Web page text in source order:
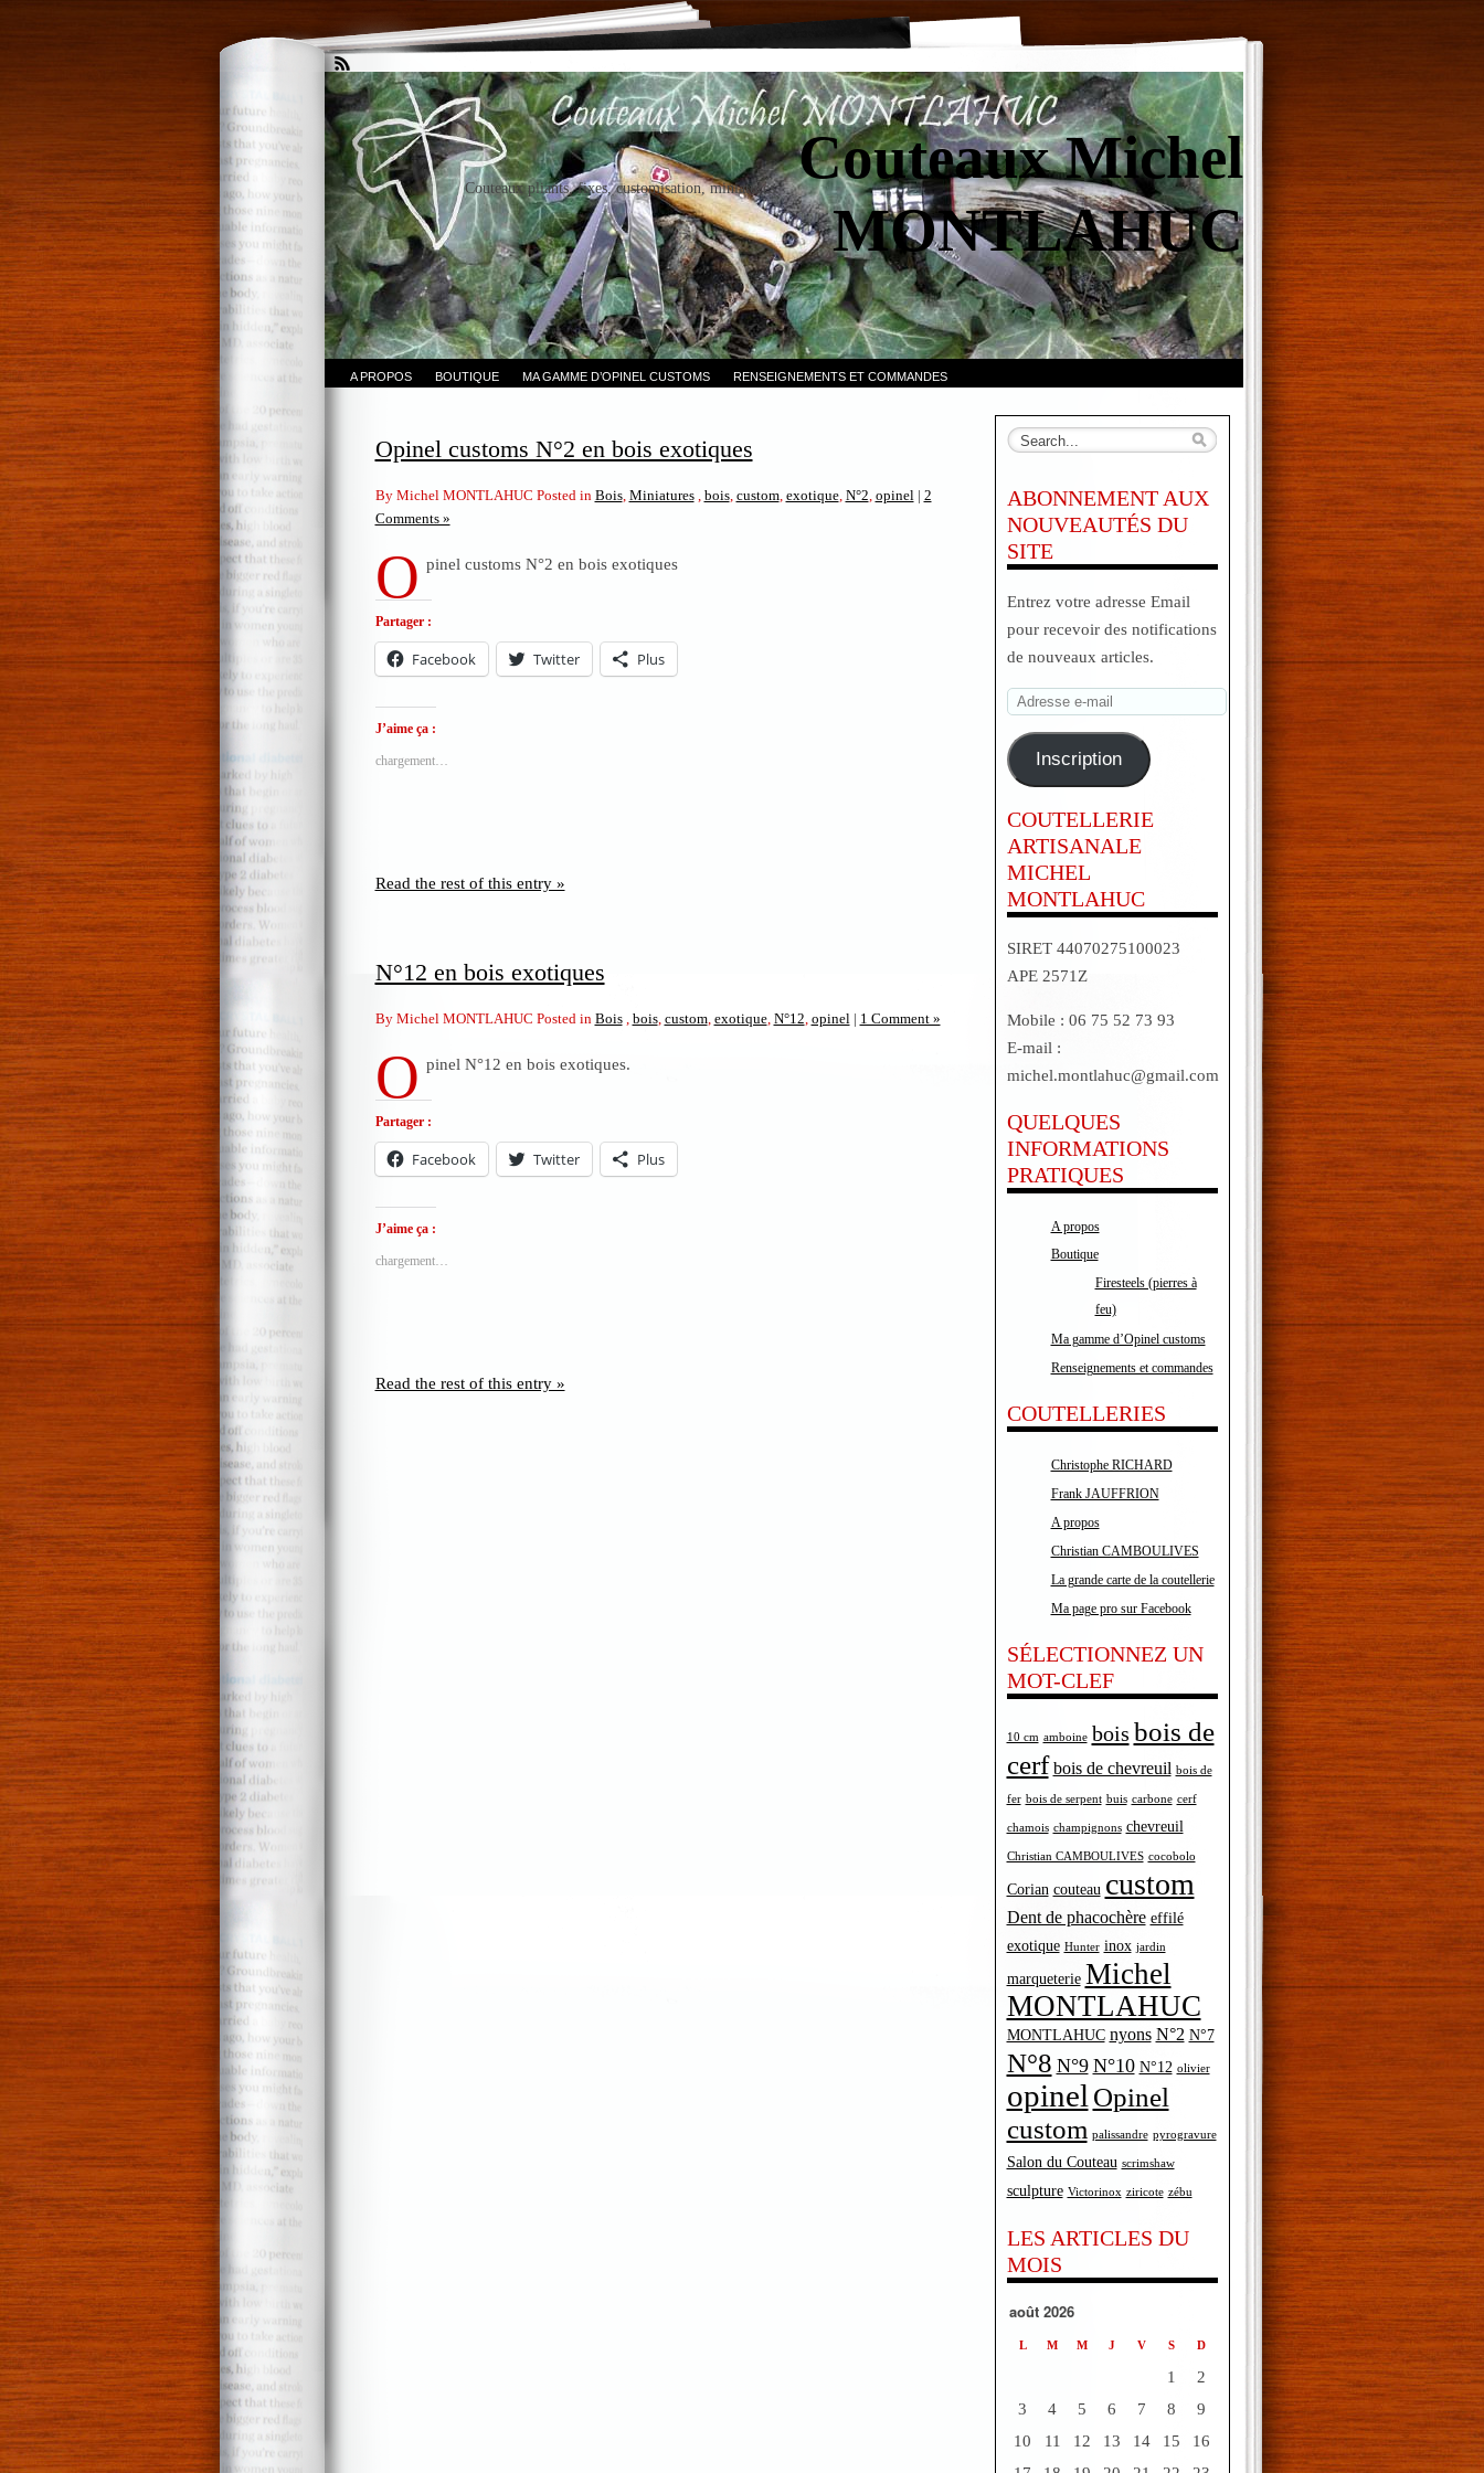
Couteaux Michel
MONTLAHUC
Couteaux pliants, fixes, customisation, miniatures.
A PROPOS BOUTIQUE MA GAMME D’OPINEL CUSTOMS RENSEIGNEMENTS ET COMMANDES
Opinel customs N°2 en bois exotiques
By Michel MONTLAHUC Posted in Bois, Miniatures, bois, custom, exotique, N°2, opinel | 2
Comments »
O pinel customs N°2 en bois exotiques
Partager :
Facebook Twitter Plus
J’aime ça :
chargement…
Read the rest of this entry »
N°12 en bois exotiques
By Michel MONTLAHUC Posted in Bois, bois, custom, exotique, N°12, opinel | 1 Comment »
O pinel N°12 en bois exotiques.
Partager :
Facebook Twitter Plus
J’aime ça :
chargement…
Read the rest of this entry »
ABONNEMENT AUX
NOUVEAUTÉS DU
SITE
Entrez votre adresse Email
pour recevoir des notifications
de nouveaux articles.
Adresse
mail
Inscription
COUTELLERIE
ARTISANALE
MICHEL
MONTLAHUC
SIRET 44070275100023
APE 2571Z
Mobile : 06 75 52 73 93
E-mail :
michel.montlahuc@gmail.com
QUELQUES
INFORMATIONS
PRATIQUES
A propos
Boutique
Firesteels (pierres à
feu)
Ma gamme d’Opinel customs
Renseignements et commandes
COUTELLERIES
Christophe RICHARD
Frank JAUFFRION
A propos
Christian CAMBOULIVES
La grande carte de la coutellerie
Ma page pro sur Facebook
SÉLECTIONNEZ UN
MOT-CLEF
10 cm amboine bois bois de
cerf bois de chevreuil bois de
fer bois de serpent buis carbone cerf
chamois champignons chevreuil
Christian CAMBOULIVES cocobolo
Corian couteau custom
Dent de phacochère effilé
exotique Hunter inox jardin
marqueterie Michel
MONTLAHUC
MONTLAHUC nyons N°2 N°7
N°8 N°9 N°10 N°12 olivier
opinel Opinel
custom palissandre pyrogravure
Salon du Couteau scrimshaw
sculpture Victorinox ziricote zébu
LES ARTICLES DU
MOIS
août 2026
L M M J V S D
1
2
3
4 5 6 7 8
9
10
11 12 13 14 15
16